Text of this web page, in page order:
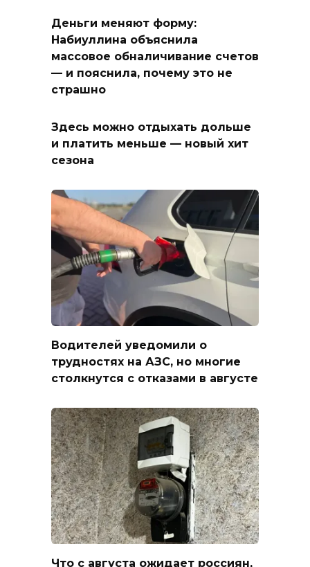
Деньги меняют форму:
Набиуллина объяснила
массовое обналичивание счетов
— и пояснила, почему это не
страшно
Здесь можно отдыхать дольше
и платить меньше — новый хит
сезона
Водителей уведомили о
трудностях на АЗС, но многие
столкнутся с отказами в августе
Что с августа ожидает россиян,